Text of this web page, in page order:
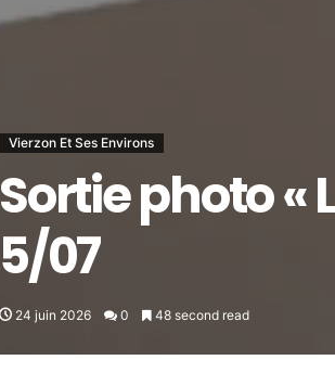
Vierzon Et Ses Environs
Sortie photo «
5/07
24 juin 2026 0 48 second read